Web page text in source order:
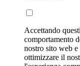
Accettando
comportamento
nostro sito web
ottimizzare il